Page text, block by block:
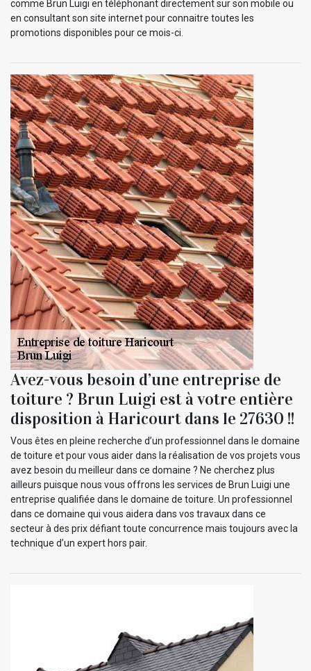
comme Brun Luigi en téléphonant directement sur son mobile ou
en consultant son site internet pour connaitre toutes les
promotions disponibles pour ce mois-ci.
Avez-vous besoin d’une entreprise de
toiture ? Brun Luigi est à votre entière
disposition à Haricourt dans le 27630 !!
Vous êtes en pleine recherche d’un professionnel dans le domaine
de toiture et pour vous aider dans la réalisation de vos projets vous
avez besoin du meilleur dans ce domaine ? Ne cherchez plus
ailleurs puisque nous vous offrons les services de Brun Luigi une
entreprise qualifiée dans le domaine de toiture. Un professionnel
dans ce domaine qui vous aidera dans vos travaux dans ce
secteur à des prix défiant toute concurrence mais toujours avec la
technique d’un expert hors pair.